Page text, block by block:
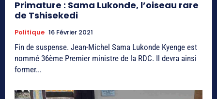
Primature : Sama Lukonde, l’oiseau rare
de Tshisekedi
Politique 16 Février 2021
Fin de suspense. Jean-Michel Sama Lukonde Kyenge est
nommé 36ème Premier ministre de la RDC. Il devra ainsi
former...